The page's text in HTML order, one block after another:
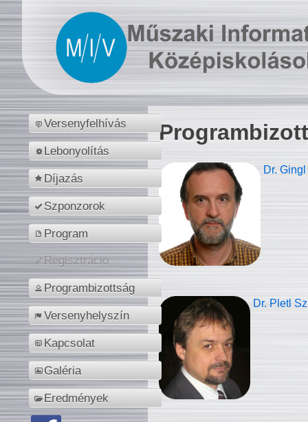
Versenyfelhívás
Lebonyolítás
Díjazás
Szponzorok
Program
Regisztráció
Programbizottság
Versenyhelyszín
Kapcsolat
Galéria
Eredmények
Dr.
Dr. Pletl